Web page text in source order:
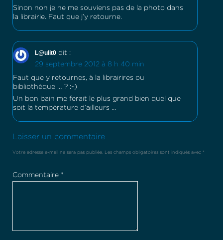
Sinon non je ne me souviens pas de la photo dans
la librairie. Faut que j’y retourne.
L@ulit0 dit :
29 septembre 2012 à 8 h 40 min
Faut que y retournes, à la librairires ou
bibliothèque … ? :-)
Un bon bain me ferait le plus grand bien quel que
soit la température d’ailleurs …
Laisser un commentaire
Votre adresse e-mail ne sera pas publiée. Les champs obligatoires sont indiqués avec *
Commentaire *